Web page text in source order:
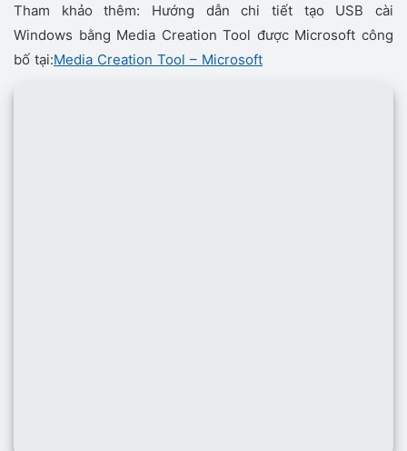
Tham khảo thêm: Hướng dẫn chi tiết tạo USB cài
Windows bằng Media Creation Tool được Microsoft công
bố tại:Media Creation Tool – Microsoft